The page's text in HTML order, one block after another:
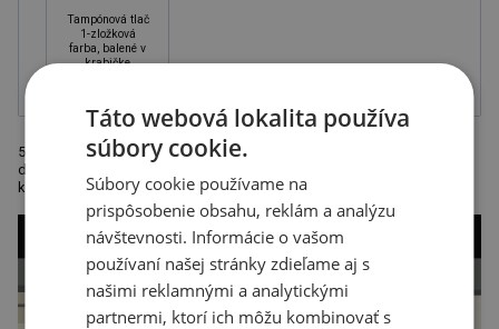
Tampónová tlač
1-zložková
farba, balené v
krabičke
5-dielna kvalitná nostalgická súprava na čistenie topánok so všetkými
doplnkami, ktoré potrebujete k čisteniu topánok, ako napríklad: pasta,
kefa, handrička, rozmer o 7,4 x 16,2 cm
Táto webová lokalita používa
súbory cookie.
Súbory cookie používame na
prispôsobenie obsahu, reklám a analýzu
návštevnosti. Informácie o vašom
používaní našej stránky zdieľame aj s
našimi reklamnými a analytickými
partnermi, ktorí ich môžu kombinovať s